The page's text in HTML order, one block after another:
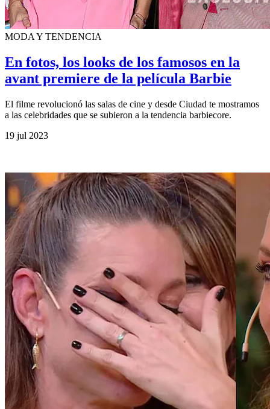
MODA Y TENDENCIA
En fotos, los looks de los famosos en la
avant premiere de la película Barbie
El filme revolucionó las salas de cine y desde Ciudad te mostramos
a las celebridades que se subieron a la tendencia barbiecore.
19 jul 2023